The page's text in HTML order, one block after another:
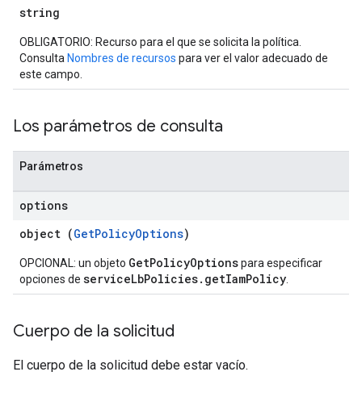
string
OBLIGATORIO: Recurso para el que se solicita la política.
Consulta Nombres de recursos para ver el valor adecuado de
este campo.
Los parámetros de consulta
Parámetros
options
object (GetPolicyOptions)
OPCIONAL: un objeto GetPolicyOptionspara especificar
opciones de serviceLbPolicies.getIamPolicy
Cuerpo de la solicitud
El cuerpo de la solicitud debe estar vacío.